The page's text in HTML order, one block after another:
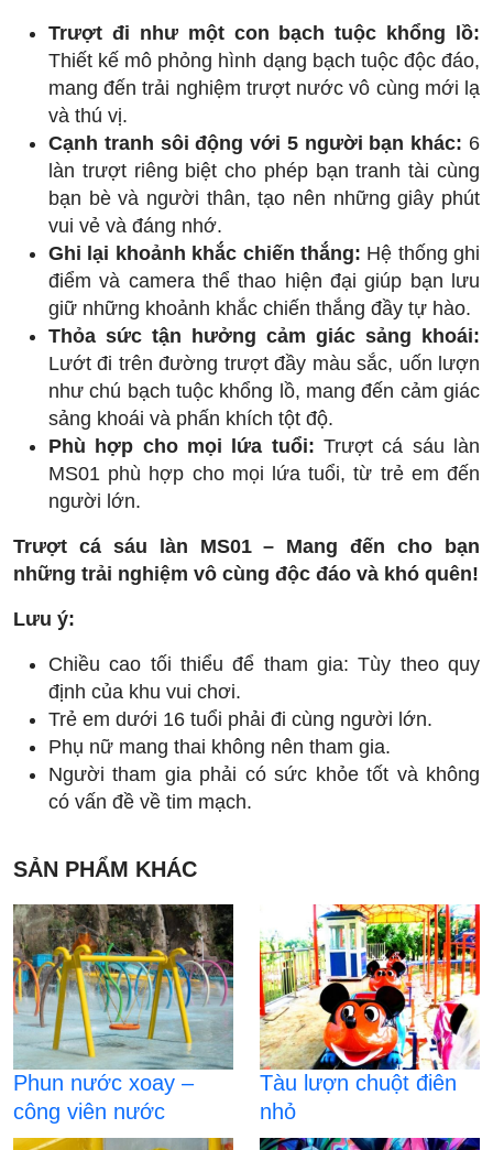
Trượt đi như một con bạch tuộc khổng lồ:
Thiết kế mô phỏng hình dạng bạch tuộc độc đáo,
mang đến trải nghiệm trượt nước vô cùng mới lạ
và thú vị.
Cạnh tranh sôi động với 5 người bạn khác: 6
làn trượt riêng biệt cho phép bạn tranh tài cùng
bạn bè và người thân, tạo nên những giây phút
vui vẻ và đáng nhớ.
Ghi lại khoảnh khắc chiến thắng: Hệ thống ghi
điểm và camera thể thao hiện đại giúp bạn lưu
giữ những khoảnh khắc chiến thắng đầy tự hào.
Thỏa sức tận hưởng cảm giác sảng khoái:
Lướt đi trên đường trượt đầy màu sắc, uốn lượn
như chú bạch tuộc khổng lồ, mang đến cảm giác
sảng khoái và phấn khích tột độ.
Phù hợp cho mọi lứa tuổi: Trượt cá sáu làn
MS01 phù hợp cho mọi lứa tuổi, từ trẻ em đến
người lớn.
Trượt cá sáu làn MS01 – Mang đến cho bạn
những trải nghiệm vô cùng độc đáo và khó quên!
Lưu ý:
Chiều cao tối thiểu để tham gia: Tùy theo quy
định của khu vui chơi.
Trẻ em dưới 16 tuổi phải đi cùng người lớn.
Phụ nữ mang thai không nên tham gia.
Người tham gia phải có sức khỏe tốt và không
có vấn đề về tim mạch.
SẢN PHẨM KHÁC
Phun nước xoay –
công viên nước
Tàu lượn chuột điên
nhỏ